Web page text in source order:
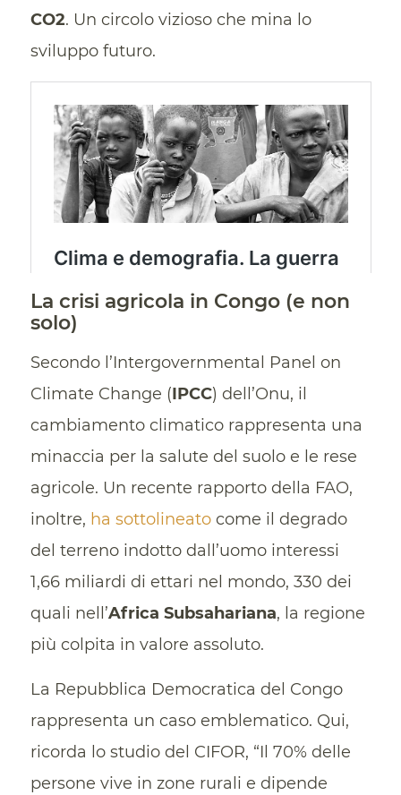
CO2. Un circolo vizioso che mina lo
sviluppo futuro.
La crisi agricola in Congo (e non
solo)
Secondo l’Intergovernmental Panel on
Climate Change (IPCC) dell’Onu, il
cambiamento climatico rappresenta una
minaccia per la salute del suolo e le rese
agricole. Un recente rapporto della FAO,
inoltre, ha sottolineatocome il degrado
del terreno indotto dall’uomo interessi
1,66 miliardi di ettari nel mondo, 330 dei
quali nell’Africa Subsahariana, la regione
più colpita in valore assoluto.
La Repubblica Democratica del Congo
rappresenta un caso emblematico. Qui,
ricorda lo studio del CIFOR, “Il 70% delle
persone vive in zone rurali e dipende